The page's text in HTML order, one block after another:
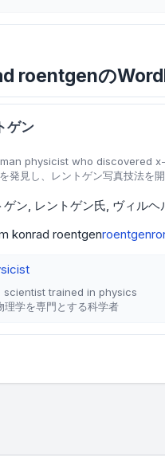
roentgenの
ゲン
physicist who discovered
発見し、レントゲン写真技法を
ゲン レントゲン氏 ヴィルヘ
konrad roentgenroentgen
scientist trained in physics
理学を専門とする科学者